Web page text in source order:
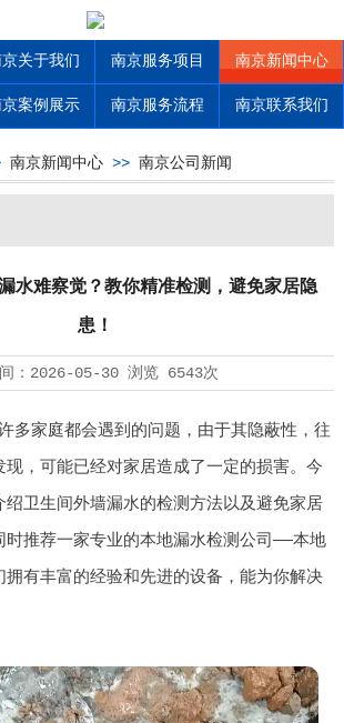
关于我们 南京服务项目 南京新闻中心
案例展示 南京服务流程 南京联系我们
南京新闻中心>> 南京公司新闻
水难察觉？教你精准检测，避免家居隐
患！
： 2026-05-30浏览 6543次
多家庭都会遇到的问题，由于其隐蔽性，往
，可能已经对家居造成了一定的损害。今
绍卫生间外墙漏水的检测方法以及避免家居
时推荐一家专业的本地漏水检测公司——本地
拥有丰富的经验和先进的设备，能为你解决